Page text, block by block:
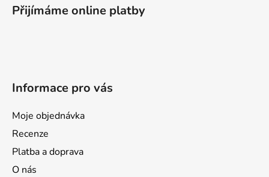
Přijímáme online platby
Informace pro vás
Moje objednávka
Recenze
Platba a doprava
O nás